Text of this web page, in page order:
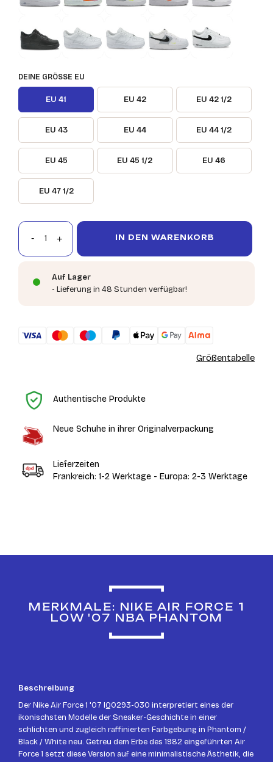
DEINE GRÖSSE EU
EU 41 EU 42 EU 42 1/2
EU 43 EU 44 EU 44 1/2
EU 45 EU 45 1/2 EU 46
EU 47 1/2
IN DEN WARENKORB
Auf Lager
- Lieferung in 48 Stunden verfügbar!
Größentabelle
Authentische Produkte
Neue Schuhe in ihrer Originalverpackung
Lieferzeiten
Frankreich: 1-2 Werktage - Europa: 2-3 Werktage
MERKMALE: NIKE AIR FORCE 1
LOW '07 NBA PHANTOM
Beschreibung
Der Nike Air Force 1 '07 IQ0293-030 interpretiert eines der
ikonischsten Modelle der Sneaker-Geschichte in einer
schlichten und zugleich raffinierten Farbgebung in Phantom /
Black / White neu. Getreu dem Erbe des 1982 eingeführten Air
Force 1 setzt diese Version auf eine minimalistische Ästhetik, die